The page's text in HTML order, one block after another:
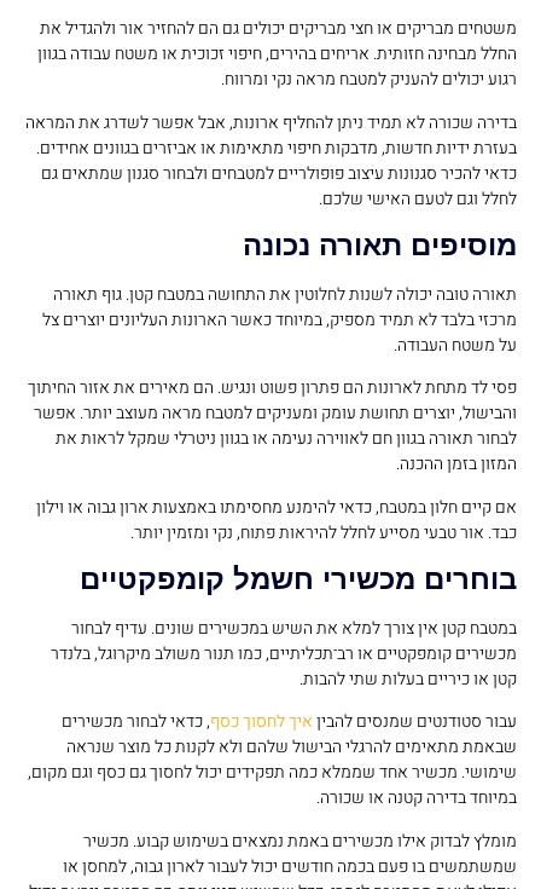
משטחים מבריקים או חצי מבריקים יכולים גם הם להחזיר אור ולהגדיל את
החלל מבחינה חזותית. אריחים בהירים, חיפוי זכוכית או משטח עבודה בגוון
רגוע יכולים להעניק למטבח מראה נקי ומרווח.
בדירה שכורה לא תמיד ניתן להחליף ארונות, אבל אפשר לשדרג את המראה
בעזרת ידיות חדשות, מדבקות חיפוי מתאימות או אביזרים בגוונים אחידים.
כדאי להכיר סגנונות עיצוב פופולריים למטבחים ולבחור סגנון שמתאים גם
לחלל וגם לטעם האישי שלכם.
מוסיפים תאורה נכונה
תאורה טובה יכולה לשנות לחלוטין את התחושה במטבח קטן. גוף תאורה
מרכזי בלבד לא תמיד מספיק, במיוחד כאשר הארונות העליונים יוצרים צל
על משטח העבודה.
פסי לד מתחת לארונות הם פתרון פשוט ונגיש. הם מאירים את אזור החיתוך
והבישול, יוצרים תחושת עומק ומעניקים למטבח מראה מעוצב יותר. אפשר
לבחור תאורה בגוון חם לאווירה נעימה או בגוון ניטרלי שמקל לראות את
המזון בזמן ההכנה.
אם קיים חלון במטבח, כדאי להימנע מחסימתו באמצעות ארון גבוה או וילון
כבד. אור טבעי מסייע לחלל להיראות פתוח, נקי ומזמין יותר.
בוחרים מכשירי חשמל קומפקטיים
במטבח קטן אין צורך למלא את השיש במכשירים שונים. עדיף לבחור
מכשירים קומפקטיים או רב־תכליתיים, כמו תנור משולב מיקרוגל, בלנדר
קטן או כיריים בעלות שתי להבות.
עבור סטודנטים שמנסים להביןאיך לחסוך כסף, כדאי לבחור מכשירים
שבאמת מתאימים להרגלי הבישול שלהם ולא לקנות כל מוצר שנראה
שימושי. מכשיר אחד שממלא כמה תפקידים יכול לחסוך גם כסף וגם מקום,
במיוחד בדירה קטנה או שכורה.
מומלץ לבדוק אילו מכשירים באמת נמצאים בשימוש קבוע. מכשיר
שמשתמשים בו פעם בכמה חודשים יכול לעבור לארון גבוה, למחסן או